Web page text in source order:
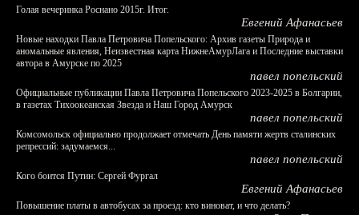
Голая вечеринка Роснано 2015г. Итог.
Евгений Афанасьев
Новые находки Павла Петровича Попельского: Архив газеты Природа и
аномальные явления, Неизвестная карта НижнеАмурЛага и Последние выставки
автора в Амурске по 2025
павел попельский
Официальные публикации Павла Петровича Попельского 2023-2025 в Болгарии,
в газетах Тихоокеанская Звезда и Наш Город Амурск
павел попельский
Комсомольск официально продолжает отмечать День памяти жертв сталинских
репрессий: задумаемся...
павел попельский
Кого боится Путин: Сергей Фургал
Евгений Афанасьев
Повышение платы в автобусах за проезд: кто виноват, и что делать?